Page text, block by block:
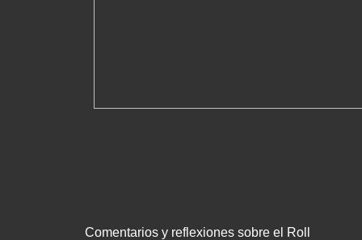
Comentarios y reflexiones sobre el Roll